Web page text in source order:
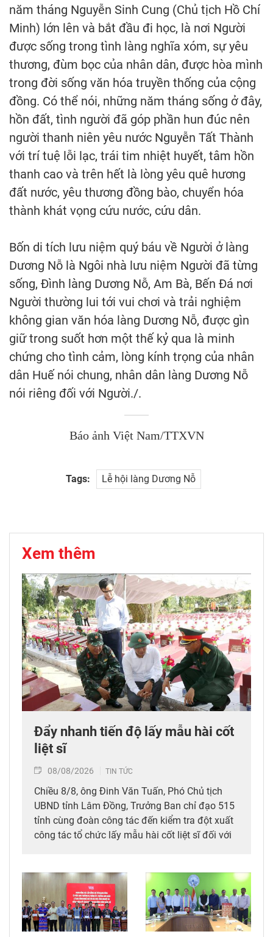
năm tháng Nguyễn Sinh Cung (Chủ tịch Hồ Chí
Minh) lớn lên và bắt đầu đi học, là nơi Người
được sống trong tình làng nghĩa xóm, sự yêu
thương, đùm bọc của nhân dân, được hòa mình
trong đời sống văn hóa truyền thống của cộng
đồng. Có thể nói, những năm tháng sống ở đây,
hồn đất, tình người đã góp phần hun đúc nên
người thanh niên yêu nước Nguyễn Tất Thành
với trí tuệ lỗi lạc, trái tim nhiệt huyết, tâm hồn
thanh cao và trên hết là lòng yêu quê hương
đất nước, yêu thương đồng bào, chuyển hóa
thành khát vọng cứu nước, cứu dân.
Bốn di tích lưu niệm quý báu về Người ở làng
Dương Nỗ là Ngôi nhà lưu niệm Người đã từng
sống, Đình làng Dương Nỗ, Am Bà, Bến Đá nơi
Người thường lui tới vui chơi và trải nghiệm
không gian văn hóa làng Dương Nỗ, được gìn
giữ trong suốt hơn một thế kỷ qua là minh
chứng cho tình cảm, lòng kính trọng của nhân
dân Huế nói chung, nhân dân làng Dương Nỗ
nói riêng đối với Người./.
Báo ảnh Việt Nam/TTXVN
Tags: Lễ hội làng Dương Nỗ
Xem thêm
Đẩy nhanh tiến độ lấy mẫu hài cốt
liệt sĩ
08/08/2026 TIN TỨC
Chiều 8/8, ông Đinh Văn Tuấn, Phó Chủ tịch
UBND tỉnh Lâm Đồng, Trưởng Ban chỉ đạo 515
tỉnh cùng đoàn công tác đến kiểm tra đột xuất
công tác tổ chức lấy mẫu hài cốt liệt sĩ đối với
thời tặng quà cho cán bộ, chiến sĩ tham gia
công tác lấy mẫu tại đây.